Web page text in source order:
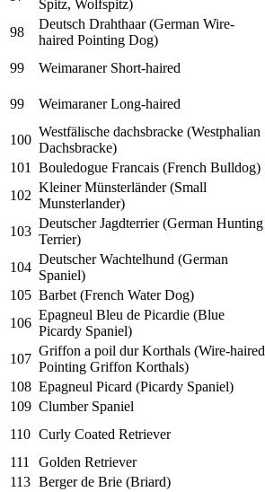
Spitz, Wolfspitz)
98
Deutsch Drahthaar (German Wire-
haired Pointing Dog)
99
Weimaraner Short-haired
99
Weimaraner Long-haired
100
Westfälische dachsbracke (Westphalian
Dachsbracke)
101
Bouledogue Francais (French Bulldog)
102
Kleiner Münsterländer (Small
Munsterlander)
103
Deutscher Jagdterrier (German Hunting
Terrier)
104
Deutscher Wachtelhund (German
Spaniel)
105 Barbet (French Water Dog)
106
Epagneul Bleu de Picardie (Blue
Picardy Spaniel)
107
Griffon a poil dur Korthals (Wire-haired
Pointing Griffon Korthals)
108 Epagneul Picard (Picardy Spaniel)
109 Clumber Spaniel
110 Curly Coated Retriever
111
Golden Retriever
113 Berger de Brie (Briard)